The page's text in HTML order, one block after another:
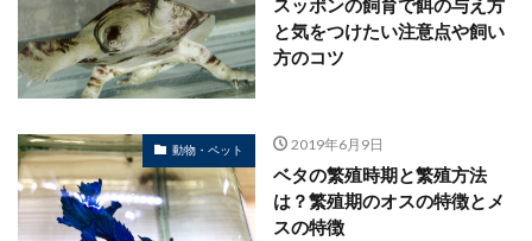
スッポンの飼育で餌の与え方
と気をつけたい注意点や飼い
方のコツ
動物・ペット 2019年6月9日
ベタの繁殖時期と繁殖方法
は？繁殖期のオスの特徴とメ
スの特徴